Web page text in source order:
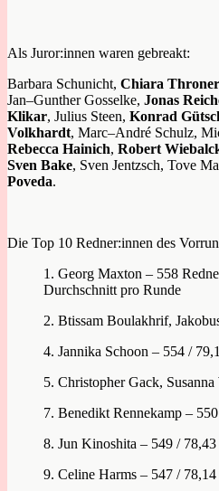
Als Juror:innen waren gebreakt:
Barbara Schunicht, Chiara Throner
Jan–Gunther Gosselke, Jonas
Klikar, Julius Steen, Konrad
Volkhardt, Marc–André Schulz,
Rebecca Hainich, Robert
Sven Bake, Sven Jentzsch, Tove
Poveda.
Die Top 10 Redner:innen des
1. Georg Maxton – 558
Durchschnitt pro Runde
2. Btissam Boulakhrif,
4. Jannika Schoon – 554 /
5. Christopher Gack,
7. Benedikt Rennekamp –
8. Jun Kinoshita – 549 / 78,43
9. Celine Harms – 547 / 78,14